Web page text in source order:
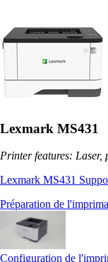
Lexmark MS431
Printer features:
Lexmark MS431
Préparation de
Configuration de